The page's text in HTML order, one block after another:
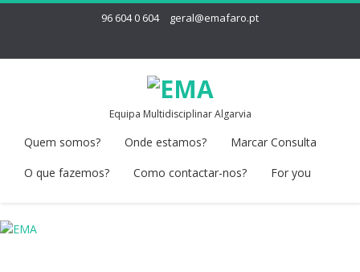
96 604 0 604 geral@emafaro.pt
Equipa Multidisciplinar Algarvia
Quem somos? Onde estamos?
Marcar Consulta
O que fazemos?
Como contactar-nos? For you